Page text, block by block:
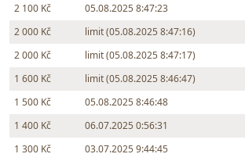
2 100 Kč
05.08.2025 8:47:23
2 000 Kč
limit (05.08.2025 8:47:16)
2 000 Kč
limit (05.08.2025 8:47:17)
1 600 Kč
limit (05.08.2025 8:46:47)
1 500 Kč
05.08.2025 8:46:48
1 400 Kč
06.07.2025 0:56:31
1 300 Kč
03.07.2025 9:44:45